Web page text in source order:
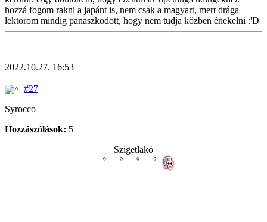
hozzá fogom rakni a japánt is, nem csak a magyart, mert drága
lektorom mindig panaszkodott, hogy nem tudja közben énekelni :'D
2022.10.27. 16:53
#27
Syrocco
Hozzászólások: 5
Szigetlakó